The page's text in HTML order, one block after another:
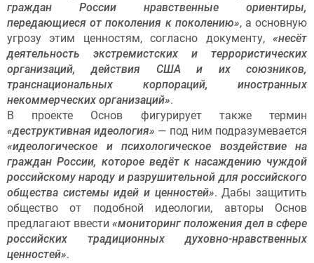
граждан России нравственные ориентиры,
передающиеся от поколения к поколению», а основную
угрозу этим ценностям, согласно документу, «несёт
деятельность экстремистских и террористических
организаций, действия США и их союзников,
транснациональных корпораций, иностранных
некоммерческих организаций».
В проекте Основ фигурирует также термин
«деструктивная идеология» — под ним подразумевается
«идеологическое и психологическое воздействие на
граждан России, которое ведёт к насаждению чуждой
российскому народу и разрушительной для российского
общества системы идей и ценностей». Дабы защитить
общество от подобной идеологии, авторы Основ
предлагают ввести «мониторинг положения дел в сфере
российских традиционных духовно-нравственных
ценностей».